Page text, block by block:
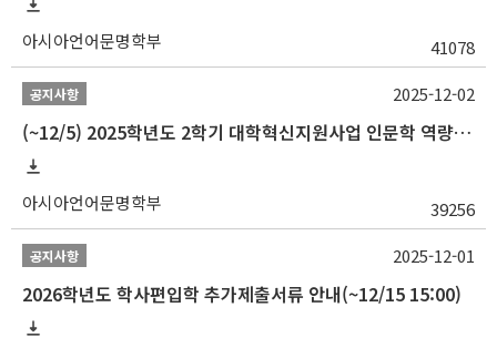
아시아언어문명학부 41078
공지사항
(~12/5) 2025학년도 2학기 대학혁신지원사업 인문학 역량강화 국제학술대회 참가 경비 지원 안내(2차)
아시아언어문명학부 39256
2025-12-02
공지사항
2026학년도 학사편입학 추가제출서류 안내(~12/15 15:00)
2025-12-01